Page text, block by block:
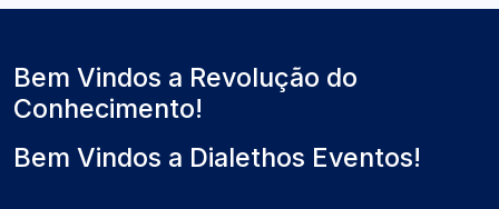
Bem Vindos a Revolução do
Conhecimento!
Bem Vindos a Dialethos Eventos!